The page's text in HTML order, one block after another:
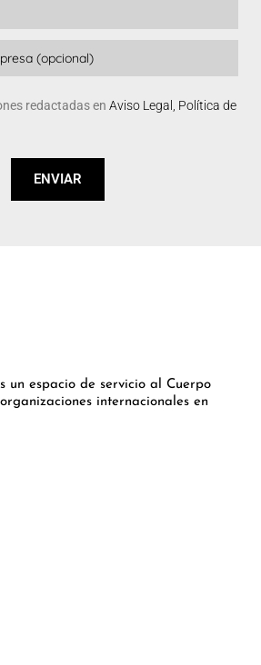
redactadas en Aviso Legal, Política de
ENVIAR
un espacio de servicio al Cuerpo
internacionales en